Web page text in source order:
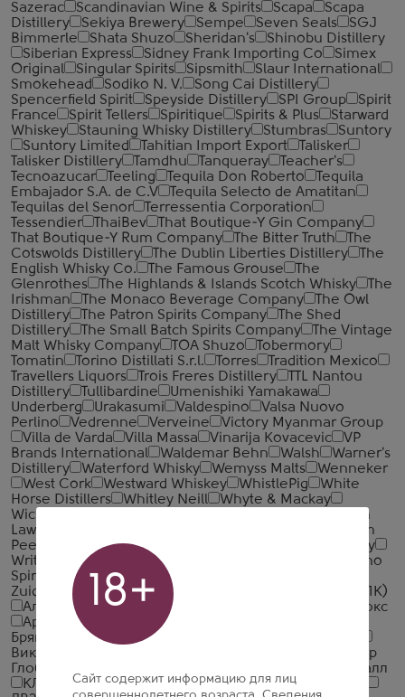
Sazerac
Scandinavian Wine & Spirits Scapa
Scapa
Distillery
Sekiya Brewery Sempe Seven Seals
SGJ
Bimmerle
Shata Shuzo Sheridan's
Shinobu Distillery
Siberian Express
Sidney Frank Importing Co
Simex
Original
Singular Spirits Sipsmith
Slaur International
Smokehead
Sodiko N. V.
Song Cai Distillery
Spencerfield Spirit
Speyside Distillery SPI Group
Spirit
France
Spirit Tellers Spiritique Spirits & Plus
Starward
Whiskey
Stauning Whisky Distillery Stumbras
Suntory
Suntory Limited
Tahitian Import Export
Talisker
Talisker Distillery
Tamdhu Tanqueray
Teacher's
Tecnoazucar
Teeling Tequila Don Roberto
Tequila
Embajador S.A. de C.V
Tequila Selecto de Amatitan
Tequilas del Senor
Terressentia Corporation
Tessendier
ThaiBev
That Boutique-Y Gin Company
That Boutique-Y Rum Company
The Bitter Truth
The
Cotswolds Distillery
The Dublin Liberties Distillery
The
English Whisky Co.
The Famous Grouse
The
Glenrothes
The Highlands & Islands Scotch Whisky
The
Irishman
The Monaco Beverage Company
The Owl
Distillery
The Patron Spirits Company
The Shed
Distillery
The Small Batch Spirits Company
The Vintage
Malt Whisky Company
TOA Shuzo
Tobermory
Tomatin
Torino Distillati S.r.l. Torres
Tradition Mexico
Travellers Liquors
Trois Freres Distillery
TTL Nantou
Distillery
Tullibardine
Umenishiki Yamakawa
Underberg
Urakasumi Valdespino
Valsa Nuovo
Perlino
Vedrenne Verveine
Victory Myanmar Group
Villa de Varda
Villa Massa Vinarija Kovacevic
VP
Brands International
Waldemar Behn Walsh
Warner's
Distillery
Waterford Whisky Wemyss Malts
Wenneker
West Cork
Westward Whiskey WhistlePig
White
Horse Distillers
Whitley Neill
Whyte & Mackay
Wicklow Hills Whiskey
William
Lawson's Distillery
William
Peel
Wolfburn Distillery
Woodford Reserve Distillery
Writers' Tears
Yaguara
Yoshino
Spirits
Zacapa Zacapa Centenario
Zuidam
Алкогольная Промышленная Компания (АПК)
Алкогольная Сибирская Группа
Альфа Люкс
Арсенал Вин
Башспирт
БрянскСпиртПром
Великоустюгский ЛВЗ
Викалк
Итар
Глобал
Калужский Кристалл
КЛВЗ Кристалл
Кристалл-Лефортово ГК
18+
Сайт содержит информацию для лиц